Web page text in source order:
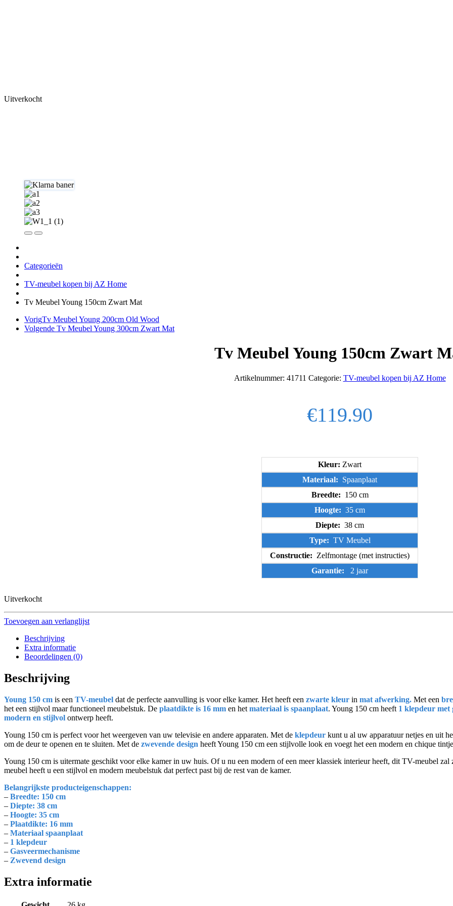
Uitverkocht
Categorieën
TV-meubel kopen bij AZ Home
Tv Meubel Young 150cm Zwart Mat
VorigTv Meubel Young 200cm Old Wood
Volgende Tv Meubel Young 300cm Zwart Mat
Tv Meubel Young 150cm Zwart
Artikelnummer: 41711 Categorie: TV-meubel kopen bij AZ Home
€119.90
Kleur: Zwart
Materiaal: Spaanplaat
Breedte: 150 cm
Hoogte: 35 cm
Diepte: 38 cm
Type: TV Meubel
Constructie: Zelfmontage (met instructies)
Garantie: 2 jaar
Uitverkocht
Toevoegen aan verlanglijst
Beschrijving
Extra informatie
Beoordelingen (0)
Beschrijving
Young 150 cm is een TV-meubel dat de perfecte aanvulling is voor elke kamer. Het heeft een zwarte kleur in mat afwerking. Met een
het een stijlvol maar functioneel meubelstuk. De plaatdikte is 16 mm en het materiaal is spaanplaat. Young 150 cm heeft 1 klepdeur met
modern en stijlvol ontwerp heeft.
Young 150 cm is perfect voor het weergeven van uw televisie en andere apparaten. Met de klepdeur kunt u al uw apparatuur netjes en uit
om de deur te openen en te sluiten. Met de zwevende design heeft Young 150 cm een stijlvolle look en voegt het een modern en chique
Young 150 cm is uitermate geschikt voor elke kamer in uw huis. Of u nu een modern of een meer klassiek interieur heeft, dit TV-meubel
meubel heeft u een stijlvol en modern meubelstuk dat perfect past bij de rest van de kamer.
Belangrijkste producteigenschappen:
– Breedte: 150 cm
– Diepte: 38 cm
– Hoogte: 35 cm
– Plaatdikte: 16 mm
– Materiaal spaanplaat
– 1 klepdeur
– Gasveermechanisme
– Zwevend design
Extra informatie